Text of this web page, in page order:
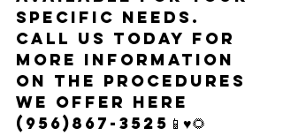
specific needs.
Call us today for
more information
on the procedures
we offer here
(956)867-3525📱♥️🌻